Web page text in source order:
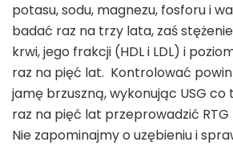
potasu, sodu, magnezu, fosforu i
badać raz na trzy lata, zaś
krwi, jego frakcji (HDL i LDL) i
raz na pięć lat. Kontrolować
jamę brzuszną, wykonując USG
raz na pięć lat przeprowadzić RTG
Nie zapominajmy o uzębieniu i